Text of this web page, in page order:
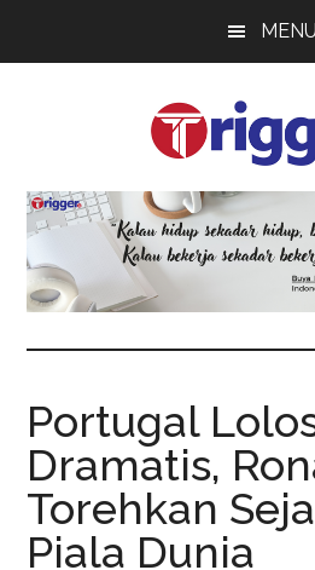
MENU
Trigger
Terkini
Portugal
Dramatis,
Torehkan
Piala Dunia